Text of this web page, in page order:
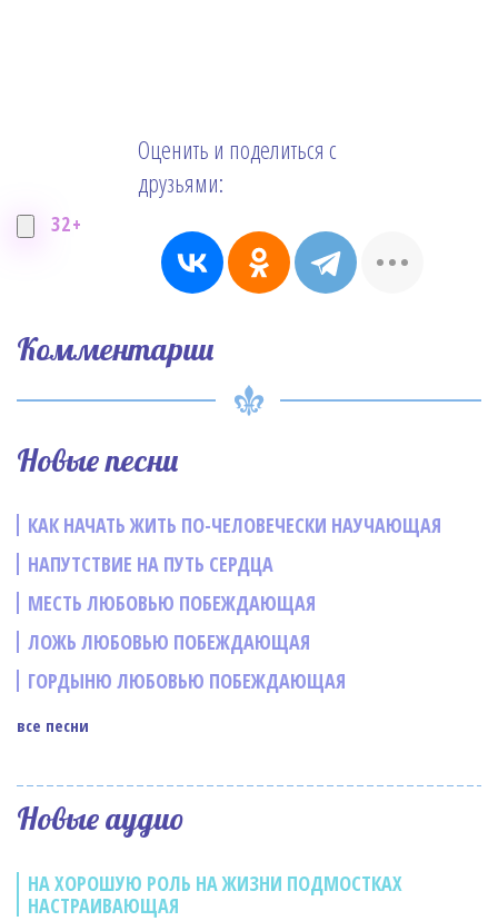
32+
Оценить и поделиться с
друзьями:
Комментарии
Новые песни
КАК НАЧАТЬ ЖИТЬ ПО-ЧЕЛОВЕЧЕСКИ НАУЧАЮЩАЯ
НАПУТСТВИЕ НА ПУТЬ СЕРДЦА
МЕСТЬ ЛЮБОВЬЮ ПОБЕЖДАЮЩАЯ
ЛОЖЬ ЛЮБОВЬЮ ПОБЕЖДАЮЩАЯ
ГОРДЫНЮ ЛЮБОВЬЮ ПОБЕЖДАЮЩАЯ
все песни
Новые аудио
НА ХОРОШУЮ РОЛЬ НА ЖИЗНИ ПОДМОСТКАХ
НАСТРАИВАЮЩАЯ